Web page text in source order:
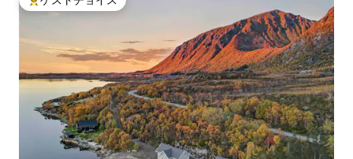
大好評のゲストチョイスです。